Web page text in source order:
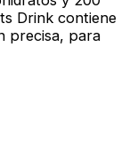
Drink contiene
precisa, para